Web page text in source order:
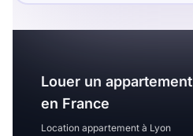
Louer un appartement
en France
Location appartement à Lyon